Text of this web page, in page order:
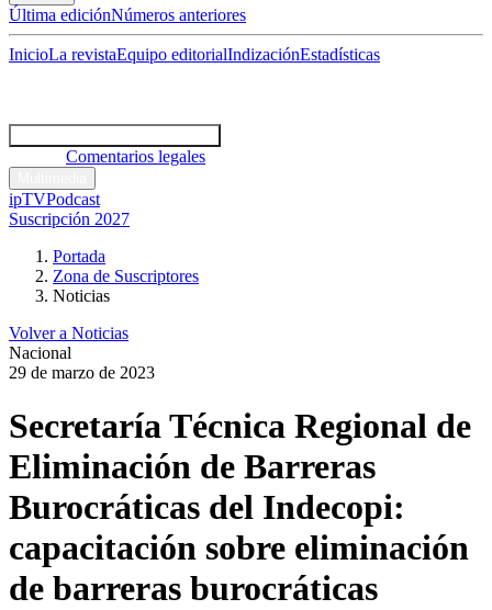
Última ediciónNúmeros anteriores
InicioLa revistaEquipo editorialIndizaciónEstadísticas
Comentarios legales
ipTVPodcast
Suscripción 2027
Portada
Zona de Suscriptores
Noticias
Volver a Noticias
Nacional
29 de marzo de 2023
Secretaría Técnica Regional de
Eliminación de Barreras
Burocráticas del Indecopi:
capacitación sobre eliminación
de barreras burocráticas